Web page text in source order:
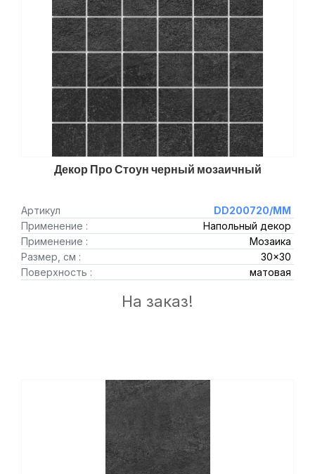
Декор Про Стоун черный мозаичный
Артикул
DD200720/MM
Применение :
Напольный декор
Применение :
Мозаика
Размер, см :
30x30
Поверхность :
матовая
На заказ!